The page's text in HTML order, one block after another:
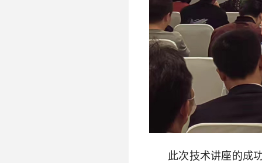
此次技术讲座的成